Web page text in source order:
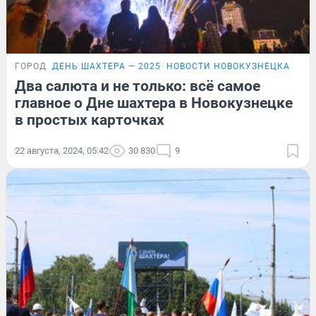
ГОРОД ДЕНЬ ШАХТЕРА — 2025 НОВОСТИ НОВОКУЗНЕЦКА
Два салюта и не только: всё самое
главное о Дне шахтера в Новокузнецке
в простых карточках
22 августа, 2024, 05:42 30 830 9